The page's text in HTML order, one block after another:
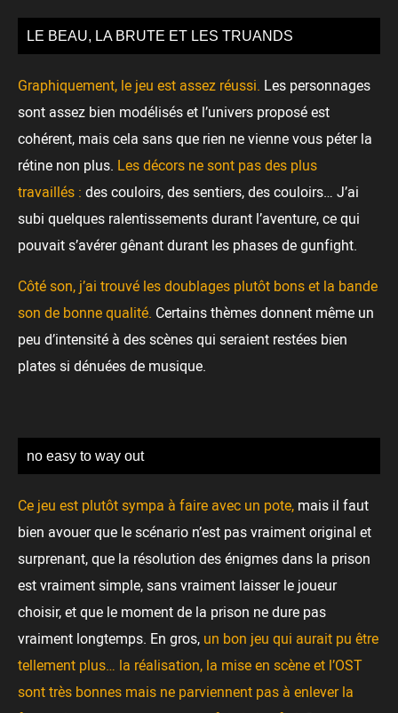
LE BEAU, LA BRUTE ET LES TRUANDS
Graphiquement, le jeu est assez réussi. Les personnages
sont assez bien modélisés et l’univers proposé est
cohérent, mais cela sans que rien ne vienne vous péter la
rétine non plus. Les décors ne sont pas des plus
travaillés : des couloirs, des sentiers, des couloirs… J’ai
subi quelques ralentissements durant l’aventure, ce qui
pouvait s’avérer gênant durant les phases de gunfight.
Côté son, j’ai trouvé les doublages plutôt bons et la bande
son de bonne qualité. Certains thèmes donnent même un
peu d’intensité à des scènes qui seraient restées bien
plates si dénuées de musique.
no easy to way out
Ce jeu est plutôt sympa à faire avec un pote, mais il faut
bien avouer que le scénario n’est pas vraiment original et
surprenant, que la résolution des énigmes dans la prison
est vraiment simple, sans vraiment laisser le joueur
choisir, et que le moment de la prison ne dure pas
vraiment longtemps. En gros, un bon jeu qui aurait pu être
tellement plus… la réalisation, la mise en scène et l’OST
sont très bonnes mais ne parviennent pas à enlever la